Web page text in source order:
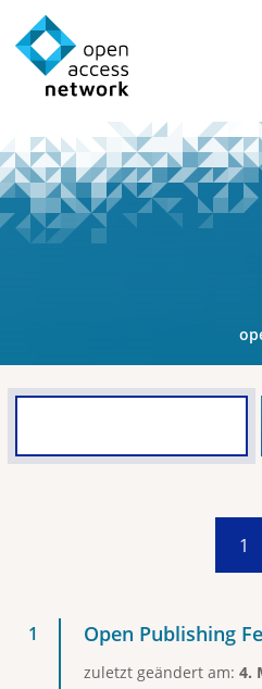
1
Open Publishing
zuletzt geändert am: 4.